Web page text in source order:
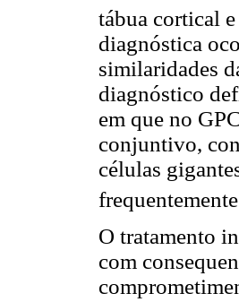
tábua cortical
diagnóstica
similaridades
diagnóstico
em que no
conjuntivo,
células
O tratamento
com